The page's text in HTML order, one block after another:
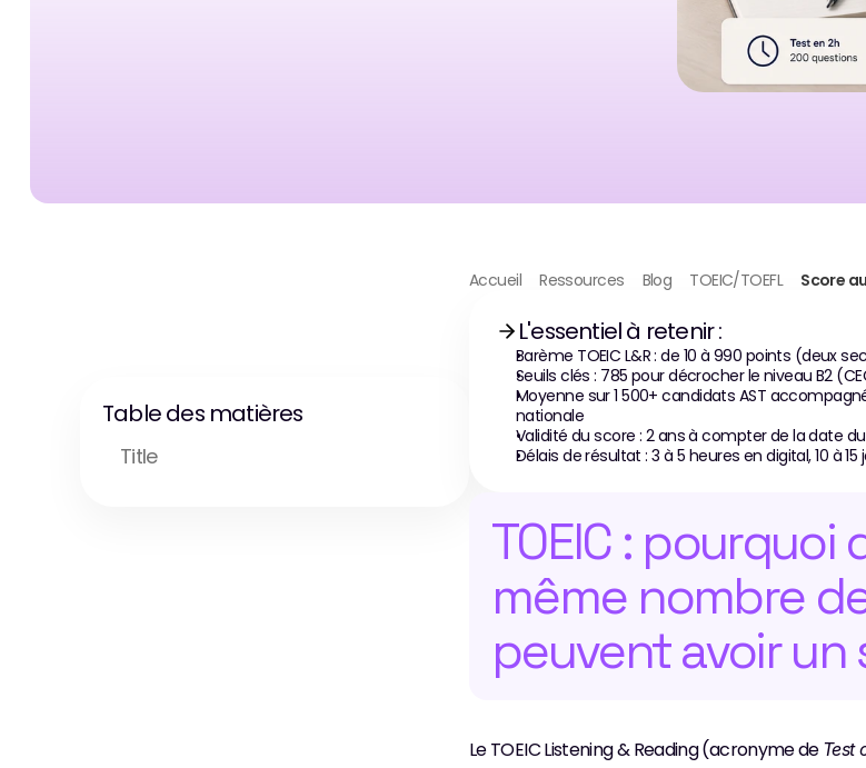
Table des matières
Title
Accueil Ressources Blog TOEIC/TOEFL Score
L'essentiel à retenir :
Barème TOEIC L&R : de 10 à 990 points (deux
Seuils clés : 785 pour décrocher le niveau B2
Moyenne sur 1 500+ candidats AST
nationale
Validité du score : 2 ans à compter de la date
Délais de résultat : 3 à 5 heures en digital, 10 à
TOEIC :
même nombre
peuvent avoir
Le TOEIC Listening & Reading (acronyme de Test